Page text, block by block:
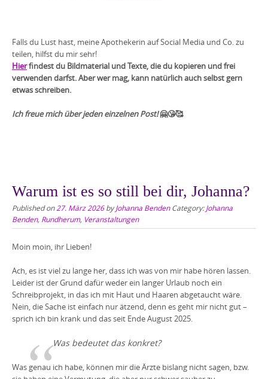
Falls du Lust hast, meine Apothekerin auf Social Media und Co. zu
teilen, hilfst du mir sehr!
Hierfindest du Bildmaterial und Texte, die du kopieren und frei
verwenden darfst. Aber wer mag, kann natürlich auch selbst gern
etwas schreiben.
Ich freue mich über jeden einzelnen Post!🤗😘🥰
Warum ist es so still bei dir, Johanna?
Published on27. März 2026byJohanna BendenCategory: Johanna
Benden, Rundherum, Veranstaltungen
Moin moin, ihr Lieben!
Ach, es ist viel zu lange her, dass ich was von mir habe hören lassen.
Leider ist der Grund dafür weder ein langer Urlaub noch ein
Schreibprojekt, in das ich mit Haut und Haaren abgetaucht wäre.
Nein, die Sache ist einfach nur ätzend, denn es geht mir nicht gut –
sprich ich bin krank und das seit Ende August 2025.
Was bedeutet das konkret?
Was genau ich habe, können mir die Ärzte bislang nicht sagen, bzw.